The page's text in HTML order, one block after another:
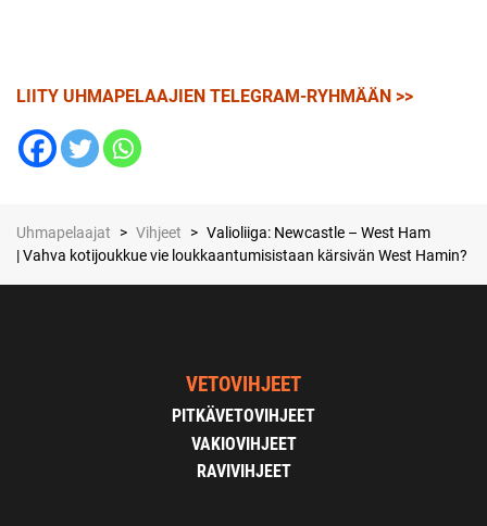
LIITY UHMAPELAAJIEN TELEGRAM-RYHMÄÄN >>
Uhmapelaajat > Vihjeet > Valioliiga: Newcastle – West Ham
| Vahva kotijoukkue vie loukkaantumisistaan kärsivän West Hamin?
VETOVIHJEET
PITKÄVETOVIHJEET
VAKIOVIHJEET
RAVIVIHJEET